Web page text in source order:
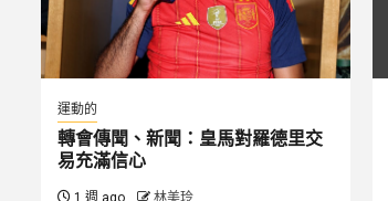
運動的
轉會傳聞、新聞：皇馬對羅德里交
易充滿信心
1 週 ago 林美玲